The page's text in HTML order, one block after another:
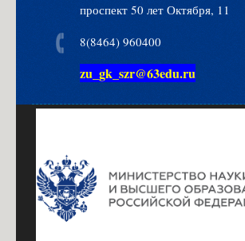
проспект 50 лет Октября, 11
8(8464) 960400
zu_gk_szr@63edu.ru